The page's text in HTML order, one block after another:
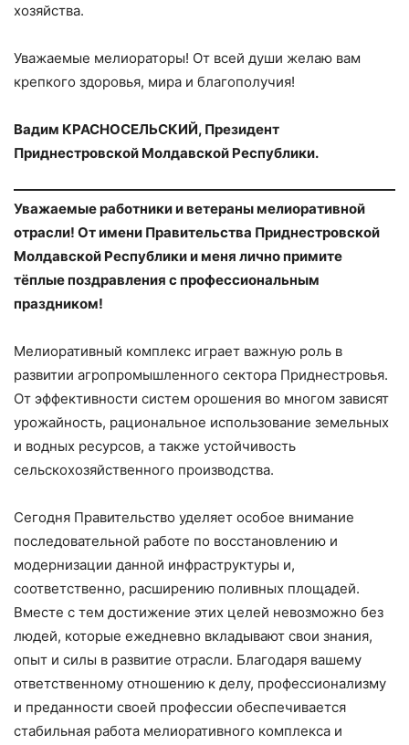
хозяйства.
Уважаемые мелиораторы! От всей души желаю вам
крепкого здоровья, мира и благополучия!
Вадим КРАСНОСЕЛЬСКИЙ, Президент
Приднестровской Молдавской Республики.
Уважаемые работники и ветераны мелиоративной
отрасли! От имени Правительства Приднестровской
Молдавской Республики и меня лично примите
тёплые поздравления с профессиональным
праздником!
Мелиоративный комплекс играет важную роль в
развитии агропромышленного сектора Приднестровья.
От эффективности систем орошения во многом зависят
урожайность, рациональное использование земельных
и водных ресурсов, а также устойчивость
сельскохозяйственного производства.
Сегодня Правительство уделяет особое внимание
последовательной работе по восстановлению и
модернизации данной инфраструктуры и,
соответственно, расширению поливных площадей.
Вместе с тем достижение этих целей невозможно без
людей, которые ежедневно вкладывают свои знания,
опыт и силы в развитие отрасли. Благодаря вашему
ответственному отношению к делу, профессионализму
и преданности своей профессии обеспечивается
стабильная работа мелиоративного комплекса и